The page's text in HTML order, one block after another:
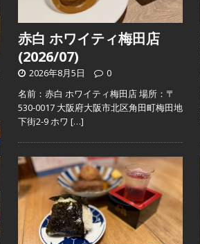
赤白 ホワイティ梅田店
(2026/07)
2026年8月5日
0
名前：赤白 ホワイティ梅田店 場所：〒
530-0017 大阪府大阪市北区角田町梅田地
下街2-9 ホワ […]